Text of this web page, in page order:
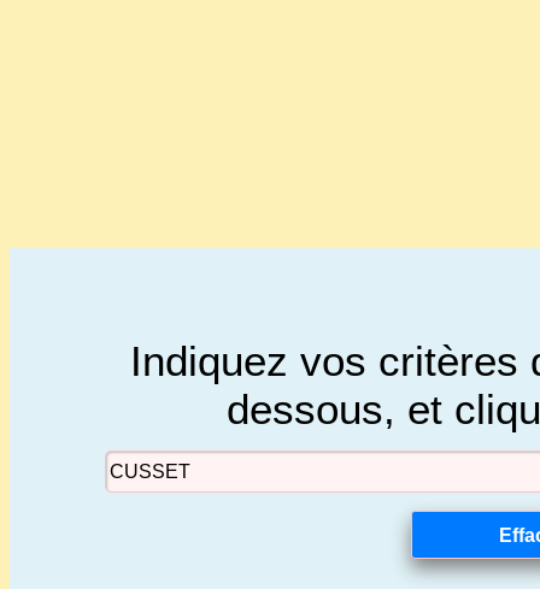
Indiquez vos critères
dessous, et